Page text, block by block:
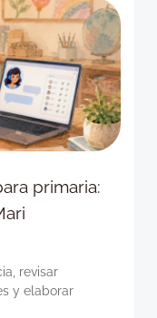
primaria:
revisar
y elaborar